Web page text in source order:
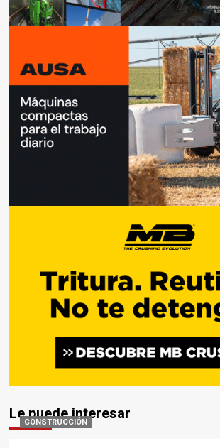
Le puede interesar
CONSTRUCCIÓN